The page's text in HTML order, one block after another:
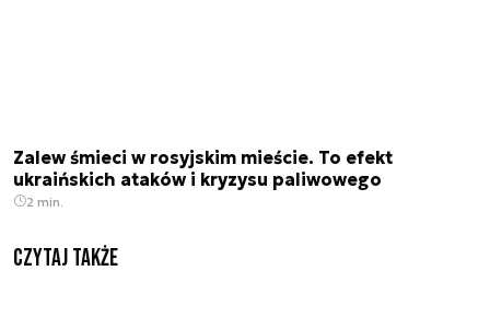
Zalew śmieci w rosyjskim mieście. To efekt
ukraińskich ataków i kryzysu paliwowego
2 min.
Czytaj także